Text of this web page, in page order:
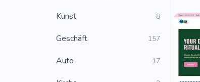
Kunst 8
Geschäft 157
Auto 17